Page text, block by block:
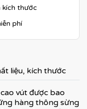
kích thước
phí
liệu, kích thước
vút được bao
hàng thông sừng